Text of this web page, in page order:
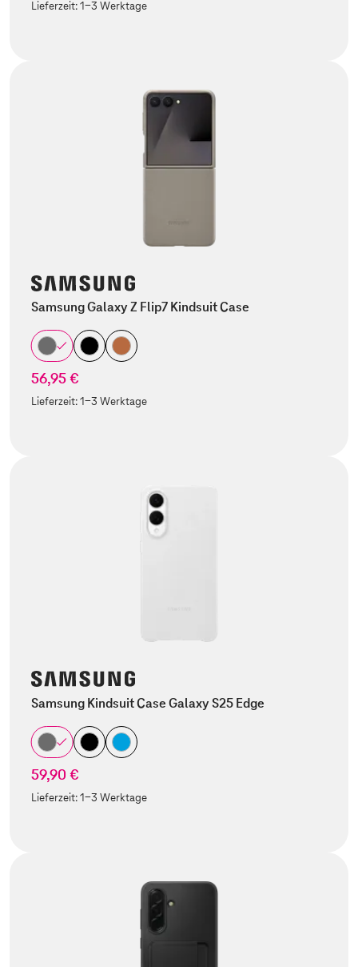
Lieferzeit:1-3 Werktage
Samsung Galaxy Z Flip7 Kindsuit Case
56,95 €
Lieferzeit:1-3 Werktage
Samsung Kindsuit Case Galaxy S25 Edge
59,90 €
Lieferzeit:1-3 Werktage